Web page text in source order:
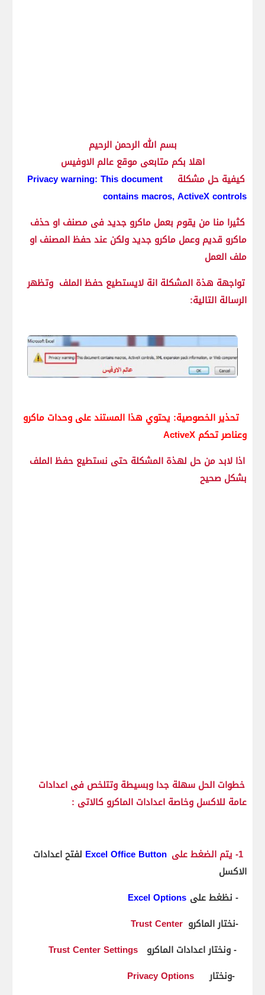
بسم الله الرحمن الرحيم
اهلا بكم متابعى موقع عالم الاوفيس
كيفية حل مشكلة Privacy warning: This document
contains macros, ActiveX controls
كثيرا منا من يقوم بعمل ماكرو جديد فى مصنف او حذف
ماكرو قديم وعمل ماكرو جديد ولكن عند حفظ المصنف او
ملف العمل
تواجهة هذة المشكلة انة لايستطيع حفظ الملف وتظهر
الرسالة التالية:
تحذير الخصوصية: يحتوي هذا المستند على وحدات ماكرو
وعناصر تحكم ActiveX
اذا لابد من حل لهذة المشكلة حتى نستطيع حفظ الملف
بشكل صحيح
خطوات الحل سهلة جدا وبسيطة وتتلخص فى اعدادات
عامة للاكسل وخاصة اعدادات الماكرو كالاتى :
1- يتم الضغط على Excel Office Button لفتح اعدادات
الاكسل
Excel Options
Trust Center
Trust Center Settings
Privacy Options